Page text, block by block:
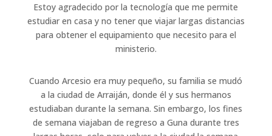
Estoy agradecido por la tecnología que me permite
estudiar en casa y no tener que viajar largas distancias
para obtener el equipamiento que necesito para el
ministerio.
Cuando Arcesio era muy pequeño, su familia se mudó
a la ciudad de Arraiján, donde él y sus hermanos
estudiaban durante la semana. Sin embargo, los fines
de semana viajaban de regreso a Guna durante tres